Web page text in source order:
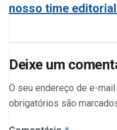
nosso time
Deixe um
O seu endereço de e-
obrigatórios são